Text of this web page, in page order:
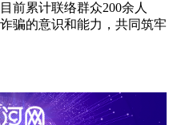
前累计联络群众200余人
骗的意识和能力，共同筑牢